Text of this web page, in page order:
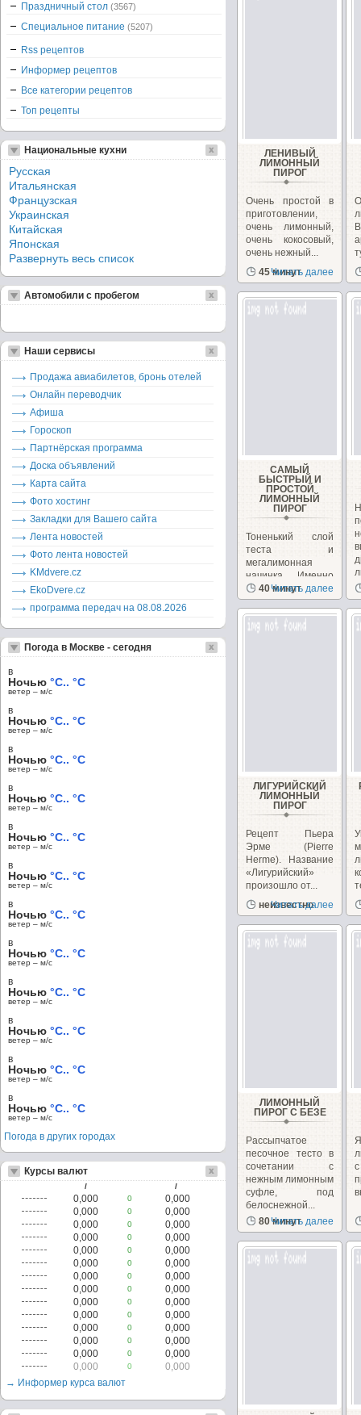
ЛЕНИВЫЙ
ЛИМОННЫЙ
ПИРОГ
Очень простой в
приготовлении,
очень лимонный,
очень кокосовый,
очень нежный...
45 минут
Читать далее
САМЫЙ
БЫСТРЫЙ И
ПРОСТОЙ
ЛИМОННЫЙ
ПИРОГ
Тоненький слой
теста и
мегалимонная
начинка... Именно
это нужно в
холодную
осеннюю...
40 минут
Читать далее
ЛИГУРИЙСКИЙ
ЛИМОННЫЙ
ПИРОГ
Рецепт Пьера
Эрме (Pierre
Herme). Название
«Лигурийский»
произошло от...
неизвестно
Читать далее
ЛИМОННЫЙ
ПИРОГ С БЕЗЕ
Рассыпчатое
песочное тесто в
сочетании с
нежным лимонным
суфле, под
белоснежной...
80 минут
Читать далее
Праздничный стол (3567)
Специальное питание (5207)
Rss рецептов
Информер рецептов
Все категории рецептов
Топ рецепты
Национальные кухни
Русская
Итальянская
Французская
Украинская
Китайская
Японская
Развернуть весь список
Автомобили с пробегом
Наши сервисы
Продажа авиабилетов, бронь отелей
Онлайн переводчик
Афиша
Гороскоп
Партнёрская программа
Доска объявлений
Карта сайта
Фото хостинг
Закладки для Вашего сайта
Лента новостей
Фото лента новостей
KMdvere.cz
EkoDvere.cz
программа передач на 08.08.2026
Погода в Москве - сегодня
в
Ночью °C.. °C
ветер – м/c
в
Ночью °C.. °C
ветер – м/c
в
Ночью °C.. °C
ветер – м/c
в
Ночью °C.. °C
ветер – м/c
в
Ночью °C.. °C
ветер – м/c
в
Ночью °C.. °C
ветер – м/c
в
Ночью °C.. °C
ветер – м/c
в
Ночью °C.. °C
ветер – м/c
в
Ночью °C.. °C
ветер – м/c
в
Ночью °C.. °C
ветер – м/c
в
Ночью °C.. °C
ветер – м/c
в
Ночью °C.. °C
ветер – м/c
Погода в других городах
Курсы валют
/ /
0,000 0
0,000
0,000
0
0,000
0,000
0
0,000
0,000
0
0,000
0,000
0
0,000
0,000
0
0,000
0,000
0
0,000
0,000
0
0,000
0,000
0
0,000
0,000
0
0,000
0,000
0
0,000
0,000
0
0,000
0,000
0
0,000
0,000
0
0,000
→ Информер курса валют